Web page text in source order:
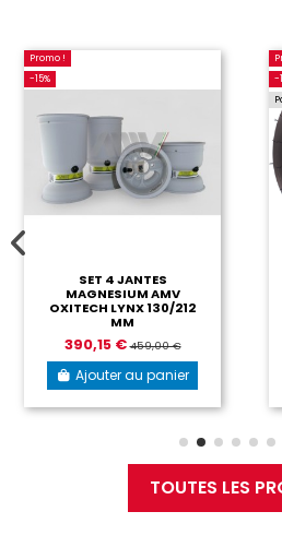
Promo !
-15%
SET 4 JANTES
MAGNESIUM AMV
OXITECH LYNX 130/212
MM
390,15 €459,00 €
Ajouter au panier
-
TOUTES LES